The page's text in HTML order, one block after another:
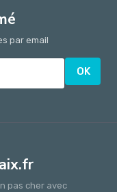
par email
OK
pas cher avec